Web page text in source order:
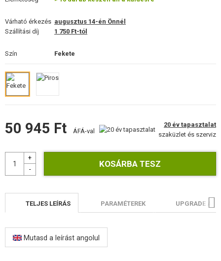
REKLÁM TÁRGYAK
SÉRÜLT, HASZNÁLT ÁRUK
HÍREK
ELÉRHETŐSÉG
Várható érkezés augusztus 14-én Önnél
Szállítási díj
1 750 Ft-tól
Szín Fekete
50 945 Ft ÁFÁ-val
20 év tapasztalat
szaküzlet és szerviz
TELJES LEÍRÁS PARAMÉTEREK UPGRADE
Mutasd a leírást angolul